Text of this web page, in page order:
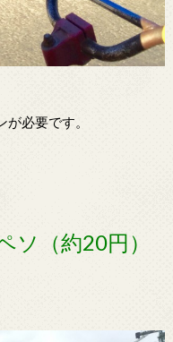
必要です。
ソ（約20円）